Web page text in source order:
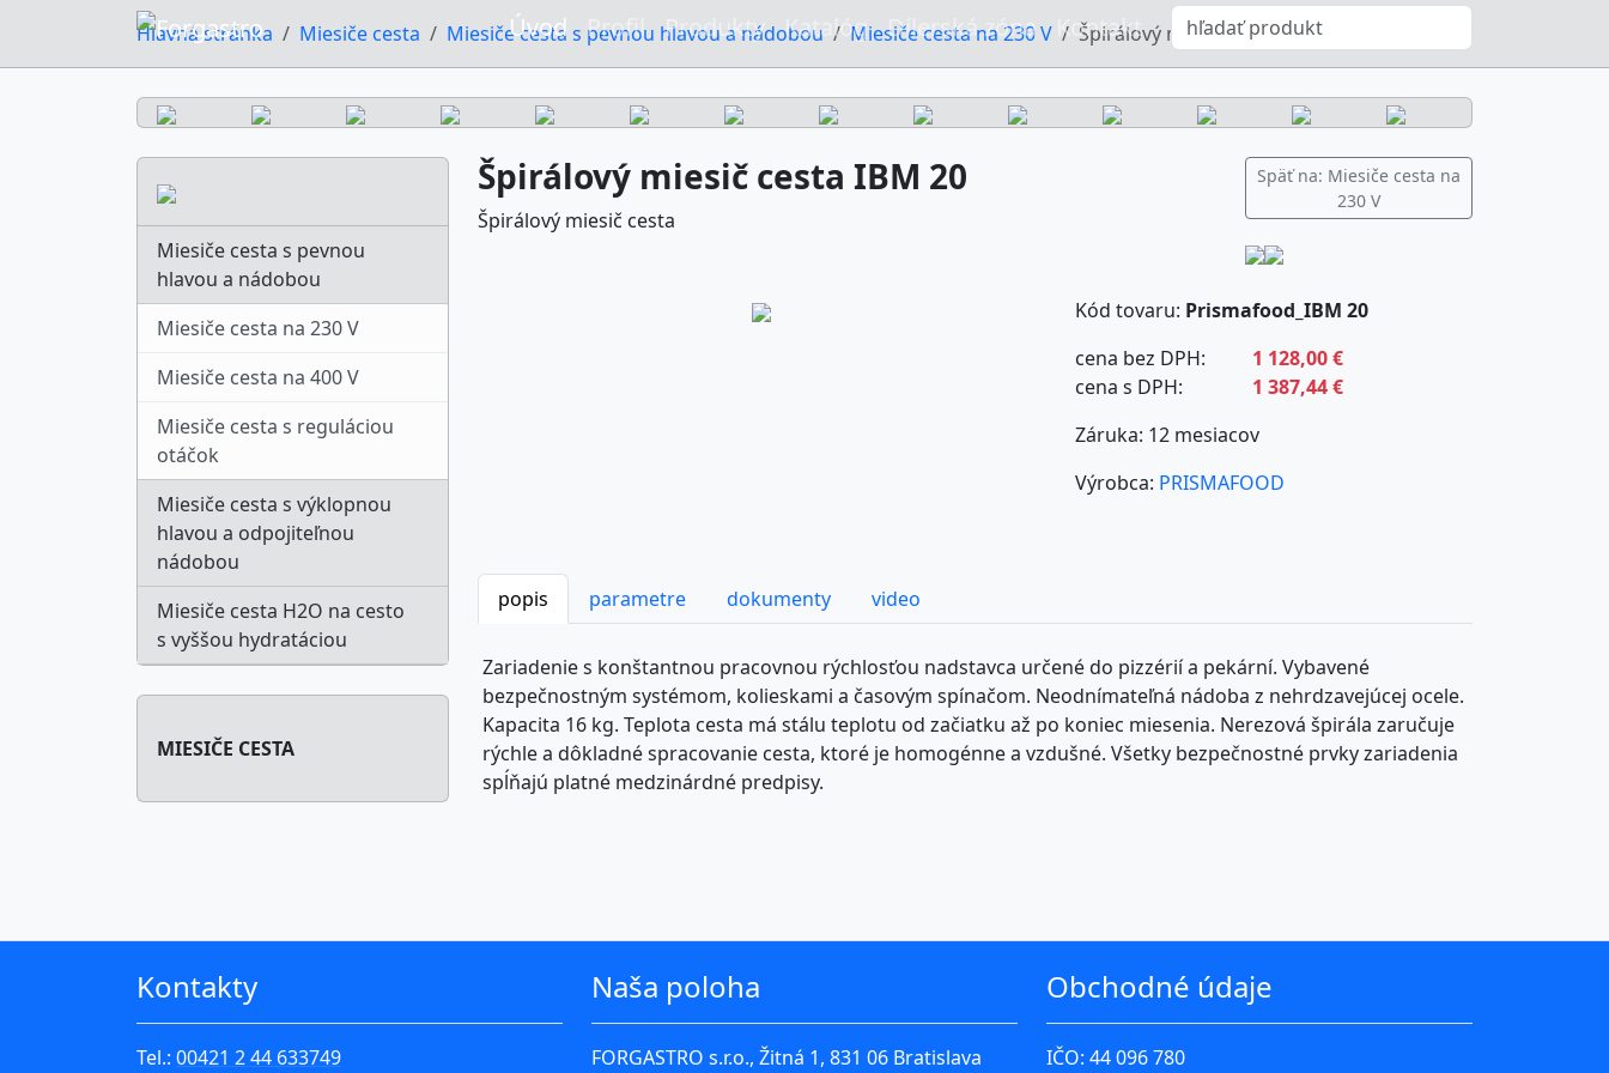
Úvod Profil Produkty Katalóg Dílerská zóna Kontakt
Hlavná stránka Miesiče cesta Miesiče cesta s pevnou hlavou a nádobou Miesiče cesta na 230 V Špirálový miesič cesta IBM 20
Miesiče cesta s pevnou
hlavou a nádobou
Miesiče cesta na 230 V
Miesiče cesta na 400 V
Miesiče cesta s reguláciou
otáčok
Miesiče cesta s výklopnou
hlavou a odpojiteľnou
nádobou
Miesiče cesta H2O na cesto
s vyššou hydratáciou
MIESIČE CESTA
Špirálový miesič cesta IBM 20
Špirálový miesič cesta
Späť na: Miesiče cesta na
230 V
Kód tovaru: Prismafood_IBM 20
cena bez DPH:
1 128,00 €
cena s DPH:
1 387,44 €
Záruka: 12 mesiacov
Výrobca: PRISMAFOOD
popis parametre dokumenty video
Zariadenie s konštantnou pracovnou rýchlosťou nadstavca určené do pizzérií a pekární. Vybavené
bezpečnostným systémom, kolieskami a časovým spínačom. Neodnímateľná nádoba z nehrdzavejúcej ocele.
Kapacita 16 kg. Teplota cesta má stálu teplotu od začiatku až po koniec miesenia. Nerezová špirála zaručuje
rýchle a dôkladné spracovanie cesta, ktoré je homogénne a vzdušné. Všetky bezpečnostné prvky zariadenia
spĺňajú platné medzinárdné predpisy.
Kontakty
Tel.: 00421 2 44 633749
Naša poloha
FORGASTRO s.r.o., Žitná 1, 831 06 Bratislava
Obchodné údaje
IČO: 44 096 780